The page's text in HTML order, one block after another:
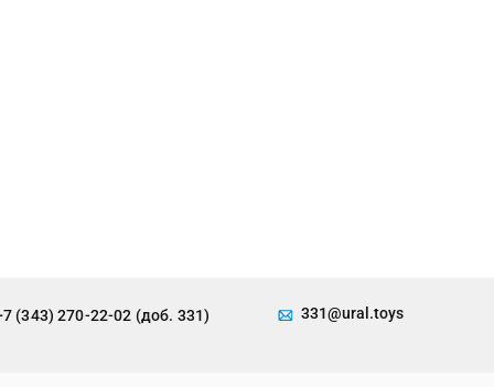
(343) 270-22-02 (доб. 331) 331@ural.toys